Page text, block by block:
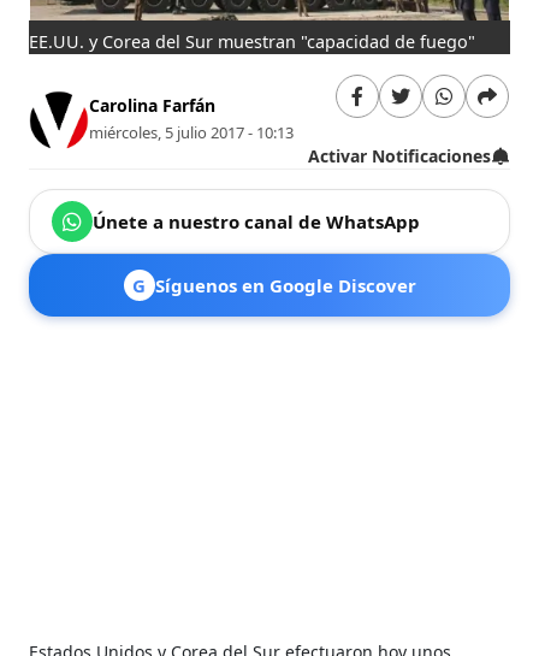
EE.UU. y Corea del Sur muestran "capacidad de fuego"
Carolina Farfán
miércoles, 5 julio 2017 - 10:13
Activar Notificaciones
Únete a nuestro canal de WhatsApp
G Síguenos en Google Discover